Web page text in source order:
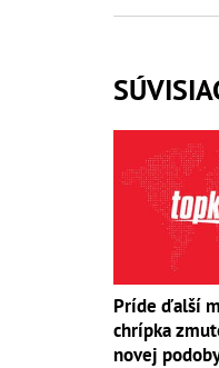
Príde ďalší
chrípka
novej